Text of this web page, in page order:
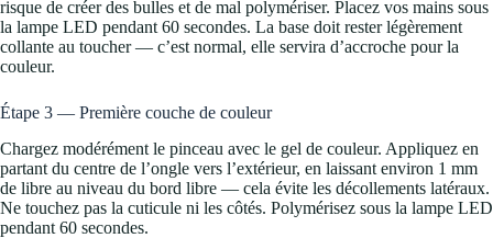
risque de créer des bulles et de mal polymériser. Placez vos mains sous
la lampe LED pendant 60 secondes. La base doit rester légèrement
collante au toucher — c’est normal, elle servira d’accroche pour la
couleur.
Étape 3 — Première couche de couleur
Chargez modérément le pinceau avec le gel de couleur. Appliquez en
partant du centre de l’ongle vers l’extérieur, en laissant environ 1 mm
de libre au niveau du bord libre — cela évite les décollements latéraux.
Ne touchez pas la cuticule ni les côtés. Polymérisez sous la lampe LED
pendant 60 secondes.